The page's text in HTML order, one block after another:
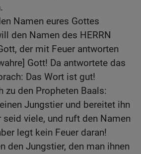
Namen eures Gottes
den Namen des HERRN
der mit Feuer antworten
Gott! Da antwortete das
Das Wort ist gut!
zu den Propheten Baals:
Jungstier und bereitet ihn
seid viele, und ruft den Namen
legt kein Feuer daran!
den Jungstier, den man ihnen